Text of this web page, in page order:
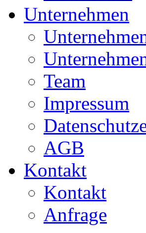
Unternehmen
Team
Impressum
AGB
Kontakt
Kontakt
Anfrage